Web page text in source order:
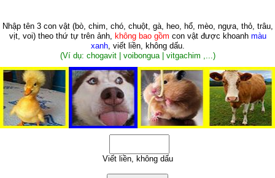
Nhập tên 3 con vật (bò, chim, chó, chuột, gà, heo, hổ, mèo, ngựa, thỏ, trâu,
vịt, voi)theo thứ tự trên ảnh, không bao gồm con vật được khoanh màu
xanh, viết liền, không dấu.
(Ví dụ: chogavit | voibongua | vitgachim ,...)
Viết liền, không dấu